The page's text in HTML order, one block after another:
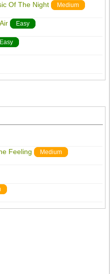
Of The Night Medium
Easy
Easy
Feeling Medium